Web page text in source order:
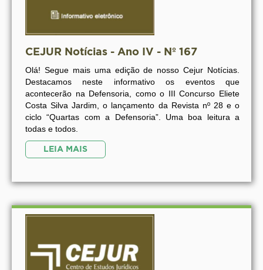
CEJUR Notícias - Ano IV - Nº 167
Olá! Segue mais uma edição de nosso Cejur Notícias.
Destacamos neste informativo os eventos que
acontecerão na Defensoria, como o III Concurso Eliete
Costa Silva Jardim, o lançamento da Revista nº 28 e o
ciclo “Quartas com a Defensoria”. Uma boa leitura a
todas e todos.
LEIA MAIS